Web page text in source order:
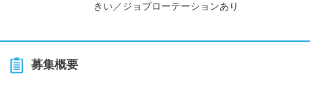
きい／ジョブローテーションあり
募集概要